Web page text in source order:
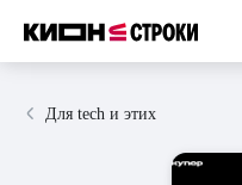
Для tech и этих